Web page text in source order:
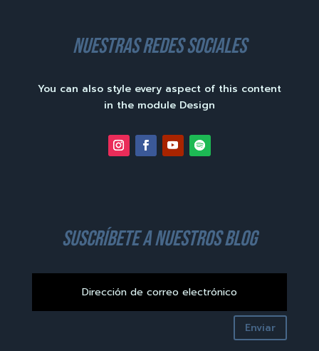
nuestras redes sociales
You can also style every aspect of this content
in the module Design
suscríbete a nuestros blog
Enviar